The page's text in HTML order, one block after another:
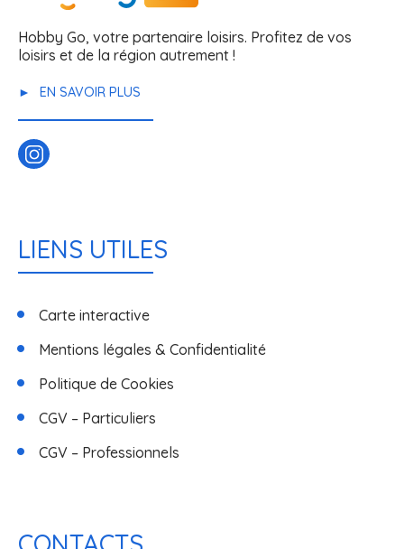
Hobby Go, votre partenaire loisirs. Profitez de vos
loisirs et de la région autrement !
EN SAVOIR PLUS
LIENS UTILES
Carte interactive
Mentions légales & Confidentialité
Politique de Cookies
CGV – Particuliers
CGV – Professionnels